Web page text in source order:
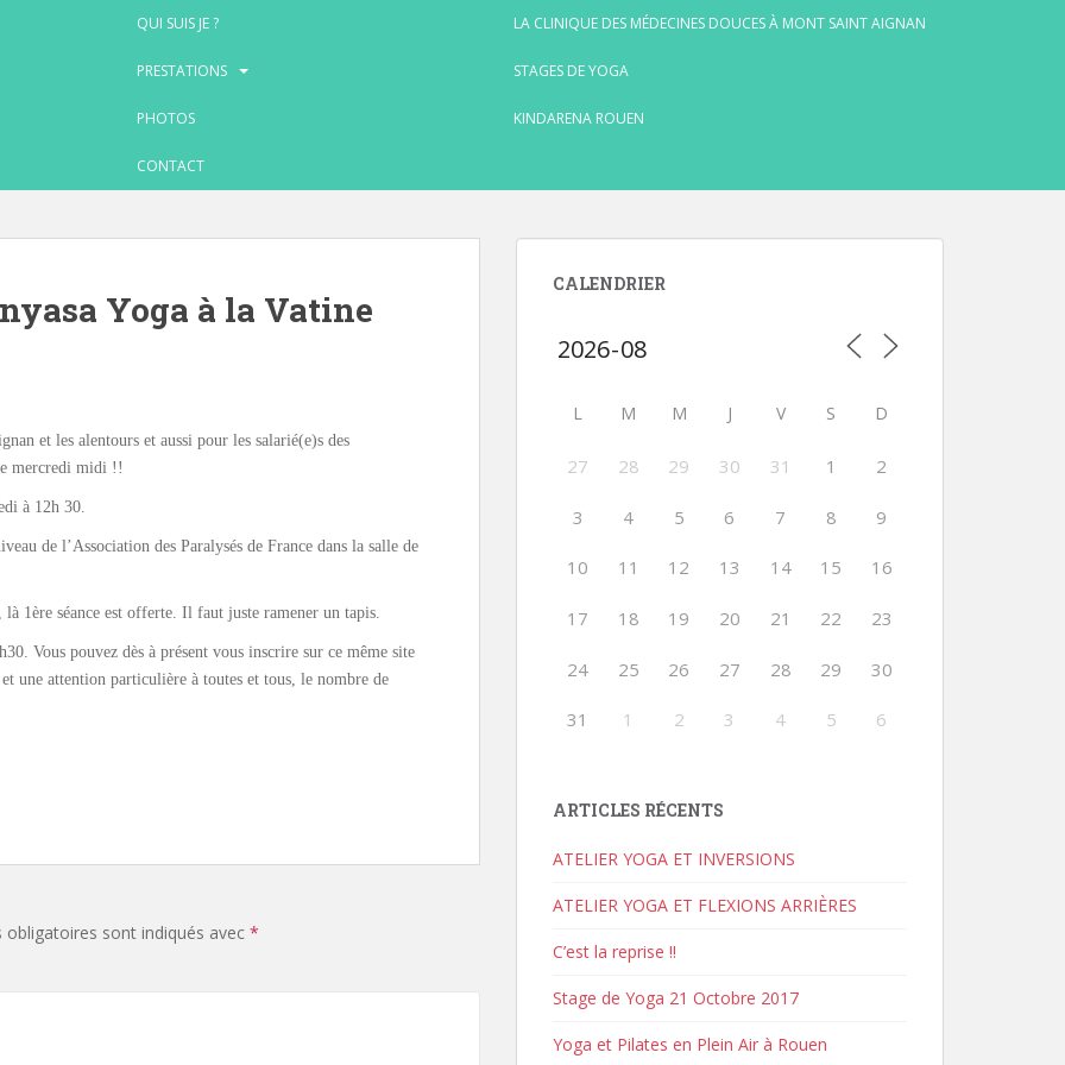
QUI SUIS JE ?
PRESTATIONS
PHOTOS
CONTACT
LA CLINIQUE DES MÉDECINES DOUCES À MONT SAINT AIGNAN
STAGES DE YOGA
KINDARENA ROUEN
Yoga à la Vatine
et les alentours et aussi pour les salarié(e)s des
mercredi midi !!
à 12h 30.
de l’Association des Paralysés de France dans la salle de
1ère séance est offerte. Il faut juste ramener un tapis.
Vous pouvez dès à présent vous inscrire sur ce même site
une attention particulière à toutes et tous, le nombre de
obligatoires sont indiqués avec *
CALENDRIER
L M M J V S D
27 28 29 30 31 1 2
3 4 5 6 7 8 9
10 11 12 13 14 15 16
17 18 19 20 21 22 23
24 25 26 27 28 29 30
31 1 2 3 4 5 6
ARTICLES RÉCENTS
ATELIER YOGA ET INVERSIONS
ATELIER YOGA ET FLEXIONS ARRIÈRES
C’est la reprise !!
Stage de Yoga 21 Octobre 2017
Yoga et Pilates en Plein Air à Rouen